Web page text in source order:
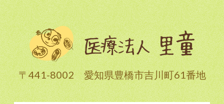
〒441-8002 愛知県豊橋市吉川町61番地